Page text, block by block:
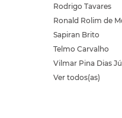
Rodrigo Tavares
Ronald Rolim de
Sapiran Brito
Telmo Carvalho
Vilmar Pina Dias
Ver todos(as)